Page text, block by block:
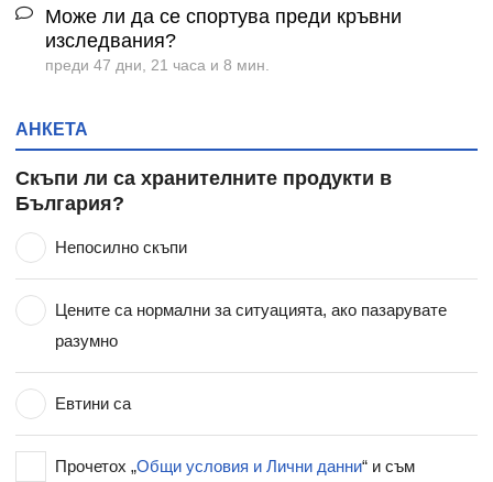
Може ли да се спортува преди кръвни
изследвания?
преди 47 дни, 21 часа и 8 мин.
АНКЕТА
Скъпи ли са хранителните продукти в
България?
Непосилно скъпи
Цените са нормални за ситуацията, ако пазарувате
разумно
Евтини са
Прочетох „Общи условия и Лични данни“ и съм